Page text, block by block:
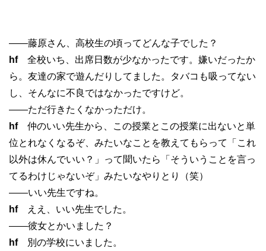
——藤原さん、高校生の頃ってどんな子でした？
hf全校いち、出席日数が少なかったです。嫌いだったか
ら。友達の家で遊んだりしてました。タバコも吸ってない
し、そんなに不良ではなかったですけど。
——ただ行きたくなかっただけ。
hf仲のいい先生から、この授業とこの授業に出ないと単
位とれなくなるぞ、みたいなことを教えてもらって「これ
以外は休んでいい？」って聞いたら「そういうことを言っ
てるわけじゃないぞ」みたいなやりとり（笑）
——いい先生ですね。
hfええ、いい先生でした。
——彼女とかいました？
hf別の学校にいました。